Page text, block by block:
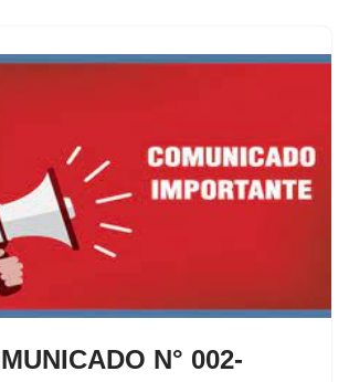
N° 002-